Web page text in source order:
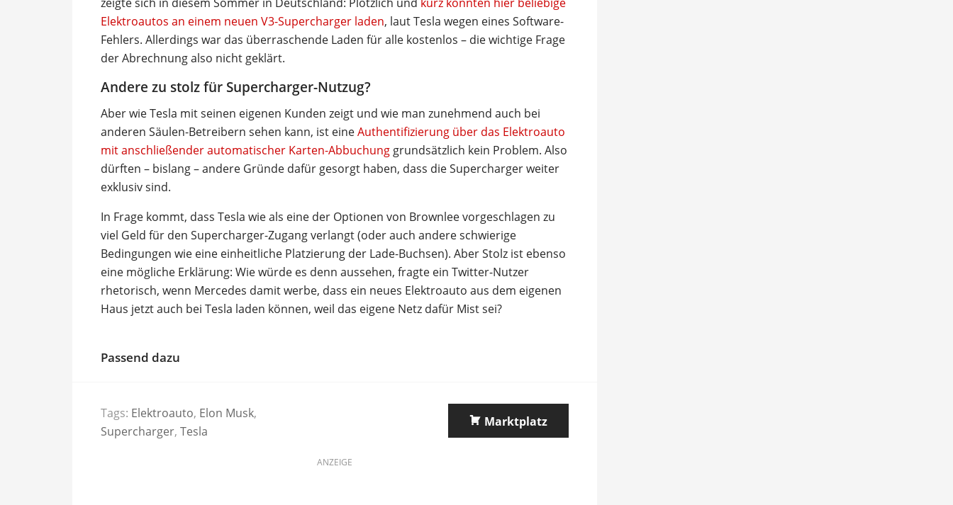
Elektroautos an einem neuen V3-Supercharger laden, laut Tesla wegen eines Software-
Fehlers. Allerdings war das überraschende Laden für alle kostenlos – die wichtige Frage
der Abrechnung also nicht geklärt.
Andere zu stolz für Supercharger-Nutzug?
Aber wie Tesla mit seinen eigenen Kunden zeigt und wie man zunehmend auch bei
anderen Säulen-Betreibern sehen kann, ist eineAuthentifizierung über das Elektroauto
mit anschließender automatischer Karten-Abbuchung grundsätzlich kein Problem. Also
dürften – bislang – andere Gründe dafür gesorgt haben, dass die Supercharger weiter
exklusiv sind.
In Frage kommt, dass Tesla wie als eine der Optionen von Brownlee vorgeschlagen zu
viel Geld für den Supercharger-Zugang verlangt (oder auch andere schwierige
Bedingungen wie eine einheitliche Platzierung der Lade-Buchsen). Aber Stolz ist ebenso
eine mögliche Erklärung: Wie würde es denn aussehen, fragte ein Twitter-Nutzer
rhetorisch, wenn Mercedes damit werbe, dass ein neues Elektroauto aus dem eigenen
Haus jetzt auch bei Tesla laden können, weil das eigene Netz dafür Mist sei?
Passend dazu
Tags: Elektroauto, Elon Musk,
Supercharger, Tesla
Marktplatz
ANZEIGE